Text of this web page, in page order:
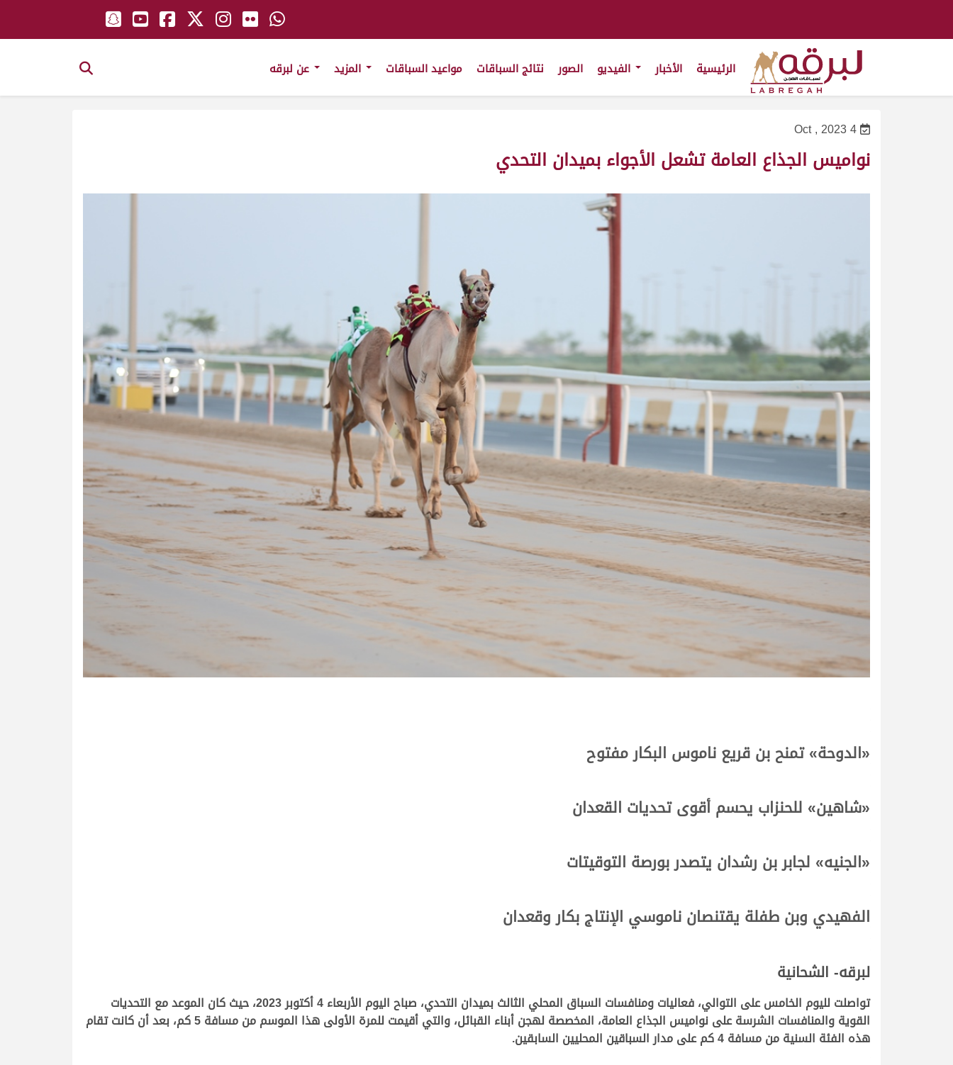
الرئيسية الأخبار الصور نتائج السباقات مواعيد السباقات
4 Oct , 2023
نواميس الجذاع العامة تشعل الأجواء بميدان التحدي
«الدوحة»تمنح بن قريع ناموس البكار مفتوح
«شاهين» للحنزاب يحسم أقوى تحديات القعدان
«الجنيه» لجابر بن رشدان يتصدر بورصة التوقيتات
الفهيدي وبن طفلة يقتنصان ناموسي الإنتاج بكار وقعدان
لبرقه- الشحانية
تواصلت لليوم الخامس على التوالي، فعاليات ومنافسات السباق المحلي الثالث بميدان التحدي، صباح اليوم الأربعاء 4 أكتوبر 2023، حيث كان الموعد مع التحديات
القوية والمنافسات الشرسة على نواميس الجذاع العامة، المخصصة لهجن أبناء القبائل، والتي أقيمت للمرة الأولى هذا الموسم من مسافة 5 كم، بعد أن كانت تقام
هذه الفئة السنية من مسافة 4 كم على مدار السباقين المحليين السابقين.